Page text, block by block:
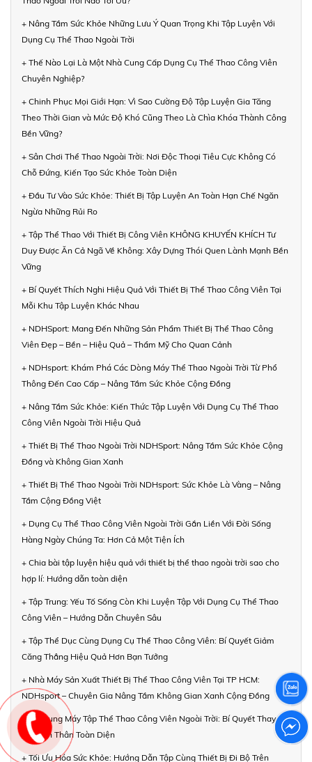
+ Nâng Tầm Sức Khỏe Những Lưu Ý Quan Trọng Khi Tập Luyện Với
Dụng Cụ Thể Thao Ngoài Trời
+ Thế Nào Lại Là Một Nhà Cung Cấp Dụng Cụ Thể Thao Công Viên
Chuyên Nghiệp?
+ Chinh Phục Mọi Giới Hạn: Vì Sao Cường Độ Tập Luyện Gia Tăng
Theo Thời Gian và Mức Độ Khó Cũng Theo Là Chìa Khóa Thành Công
Bền Vững?
+ Sân Chơi Thể Thao Ngoài Trời: Nơi Độc Thoại Tiêu Cực Không Có
Chỗ Đứng, Kiến Tạo Sức Khỏe Toàn Diện
+ Đầu Tư Vào Sức Khỏe: Thiết Bị Tập Luyện An Toàn Hạn Chế Ngăn
Ngừa Những Rủi Ro
+ Tập Thể Thao Với Thiết Bị Công Viên KHÔNG KHUYẾN KHÍCH Tư
Duy Được Ăn Cả Ngã Về Không: Xây Dựng Thói Quen Lành Mạnh Bền
Vững
+ Bí Quyết Thích Nghi Hiệu Quả Với Thiết Bị Thể Thao Công Viên Tại
Mỗi Khu Tập Luyện Khác Nhau
+ NDHSport: Mang Đến Những Sản Phẩm Thiết Bị Thể Thao Công
Viên Đẹp – Bền – Hiệu Quả – Thẩm Mỹ Cho Quan Cảnh
+ NDHsport: Khám Phá Các Dòng Máy Thể Thao Ngoài Trời Từ Phổ
Thông Đến Cao Cấp – Nâng Tầm Sức Khỏe Cộng Đồng
+ Nâng Tầm Sức Khỏe: Kiến Thức Tập Luyện Với Dụng Cụ Thể Thao
Công Viên Ngoài Trời Hiệu Quả
+ Thiết Bị Thể Thao Ngoài Trời NDHSport: Nâng Tầm Sức Khỏe Cộng
Đồng và Không Gian Xanh
+ Thiết Bị Thể Thao Ngoài Trời NDHsport: Sức Khỏe Là Vàng – Nâng
Tầm Cộng Đồng Việt
+ Dụng Cụ Thể Thao Công Viên Ngoài Trời Gắn Liền Với Đời Sống
Hàng Ngày Chúng Ta: Hơn Cả Một Tiện Ích
+ Chia bài tập luyện hiệu quả với thiết bị thể thao ngoài trời sao cho
hợp lí: Hướng dẫn toàn diện
+ Tập Trung: Yếu Tố Sống Còn Khi Luyện Tập Với Dụng Cụ Thể Thao
Công Viên – Hướng Dẫn Chuyên Sâu
+ Tập Thể Dục Cùng Dụng Cụ Thể Thao Công Viên: Bí Quyết Giảm
Căng Thẳng Hiệu Quả Hơn Bạn Tưởng
+ Nhà Máy Sản Xuất Thiết Bị Thể Thao Công Viên Tại TP HCM:
NDHsport – Chuyên Gia Nâng Tầm Không Gian Xanh Cộng Đồng
+ Áp Dụng Máy Tập Thể Thao Công Viên Ngoài Trời: Bí Quyết Thay
Đổi Bản Thân Toàn Diện
+ Tối Ưu Hóa Sức Khỏe: Hướng Dẫn Tập Cùng Thiết Bị Đi Bộ Trên